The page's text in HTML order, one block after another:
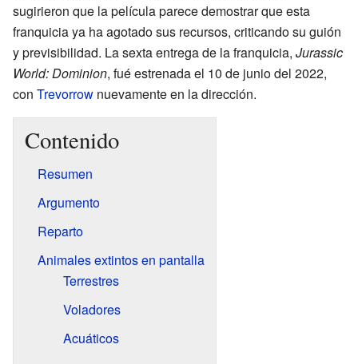
sugirieron que la película parece demostrar que esta
franquicia ya ha agotado sus recursos, criticando su guión
y previsibilidad. La sexta entrega de la franquicia, Jurassic
World: Dominion, fué estrenada el 10 de junio del 2022,
con Trevorrow nuevamente en la dirección.
Contenido
Resumen
Argumento
Reparto
Animales extintos en pantalla
Terrestres
Voladores
Acuáticos